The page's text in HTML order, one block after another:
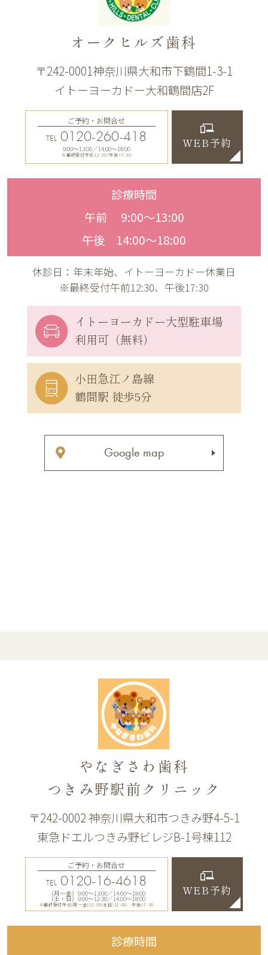
オークヒルズ歯科
〒242-0001神奈川県大和市下鶴間1-3-1
イトーヨーカドー大和鶴間店2F
ご予約・お問合せ
TEL 0120-260-418
9:00〜13:00／14:00〜18:00
※最終受付午前12:30/午後17:30
WEB予約
診療時間
午前 9:00〜13:00
午後 14:00〜18:00
休診日：年末年始、イトーヨーカドー休業日
※最終受付午前12:30、午後17:30
イトーヨーカドー大型駐車場
利用可（無料）
小田急江ノ島線
鶴間駅 徒歩5分
Google map
やなぎさわ歯科
つきみ野駅前クリニック
〒242-0002 神奈川県大和市つきみ野4-5-1
東急ドエルつきみ野ビレジB-1号棟112
ご予約・お問合せ
TEL 0120-16-4618
（月〜金）9:00〜13:00／14:00〜18:00
（土・日）9:00〜12:30／14:00〜18:00
※最終受付午前(月～金)12:30(土日)12:00、午後17:30
WEB予約
診療時間